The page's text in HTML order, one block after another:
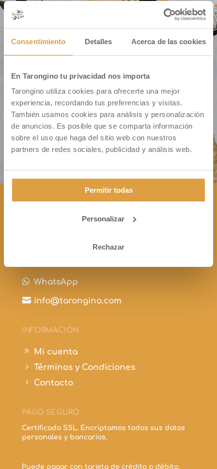
Consentimiento Detalles Acerca de las cookies
En Tarongino tu privacidad nos importa
Tarongino utiliza cookies para ofrecerte una mejor
experiencia, recordando tus preferencias y visitas.
También usamos cookies para análisis y personalización
de anuncios. Es posible que se comparta información
sobre el uso que haga del sitio web con nuestros
partners de redes sociales, publicidad y análisis web.
Permitir todas
Personalizar
Rechazar
Cm. Montiver S/N – Pol. 31 Parc. 335
46500 Sagunto (VALENCIA)
CONTÁCTANOS
+34 963 172 344
 WhatsApp
 info@tarongino.com
INFORMACIÓN
9 Mi cuenta
5 Términos y Condiciones
5 Contacto
PAGO SEGURO
Certificado SSL. Encriptamos todos sus datos
personales y bancarios.
Puede pagar con tarjeta de crédito o débito.